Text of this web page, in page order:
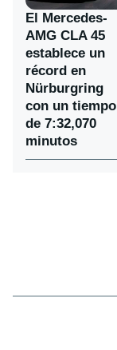
El Mercedes-
AMG CLA 45
establece un
récord en
Nürburgring
con un tiempo
de 7:32,070
minutos